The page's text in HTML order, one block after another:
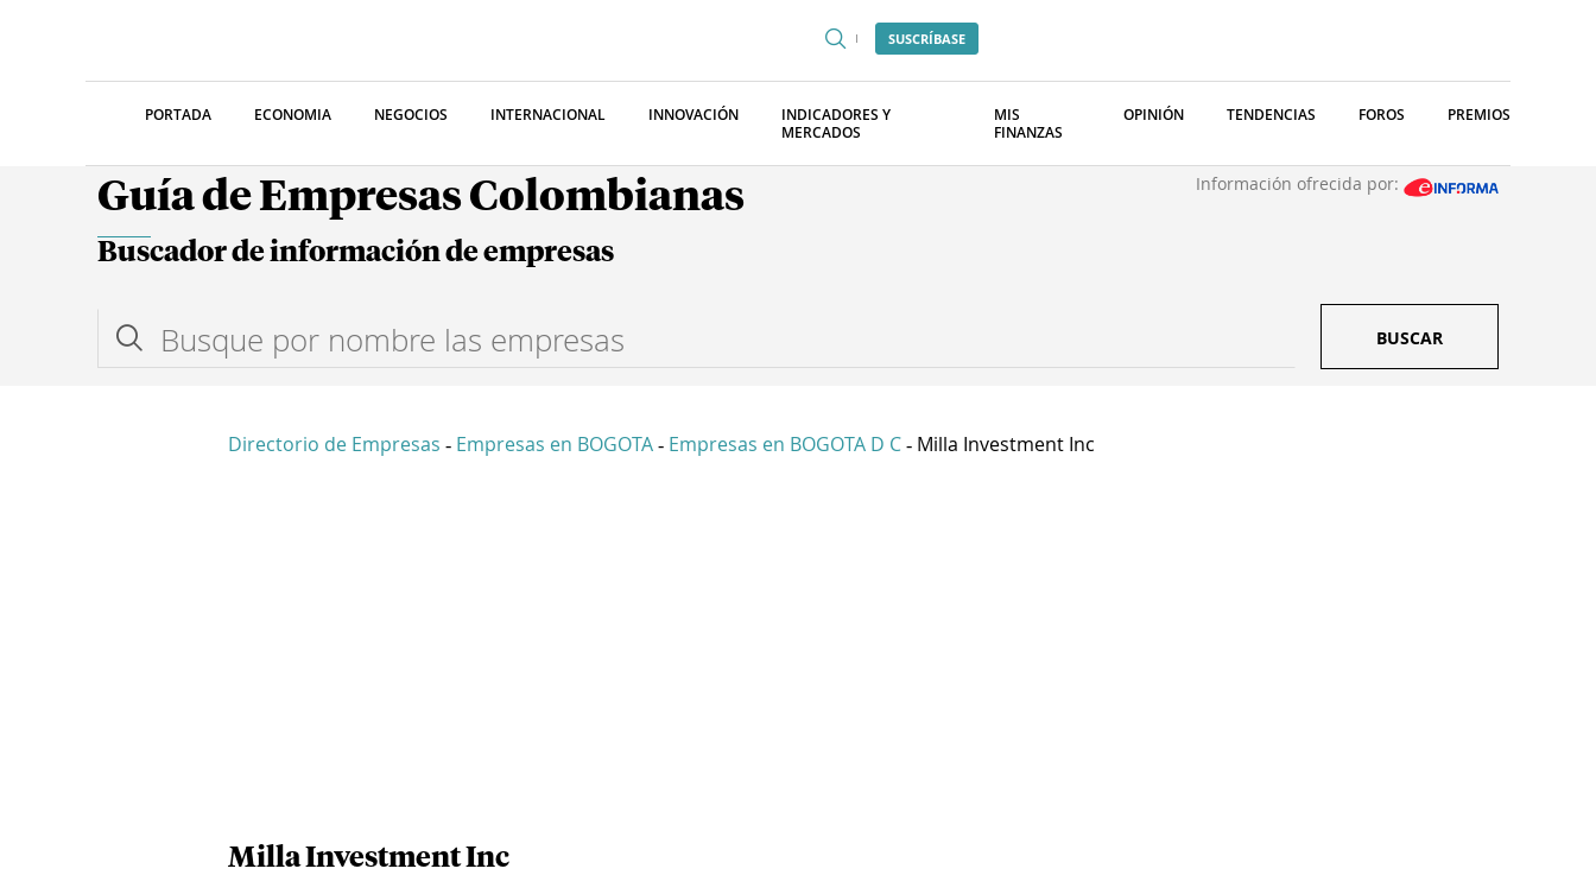
SUSCRÍBASE
PORTADA ECONOMIA NEGOCIOS INTERNACIONAL INNOVACIÓN
INDICADORES Y
MERCADOS
MIS
FINANZAS
OPINIÓN TENDENCIAS FOROS PREMIOS
Guía de Empresas Colombianas Información ofrecida por:
Buscador de información de empresas
BUSCAR
Directorio de Empresas - Empresas en BOGOTA - Empresas en BOGOTA D C - Milla Investment Inc
Milla Investment Inc